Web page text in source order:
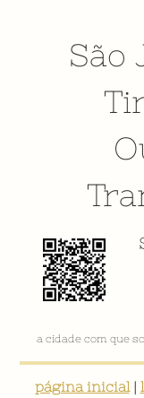
São
a cidade com que
página inicial|